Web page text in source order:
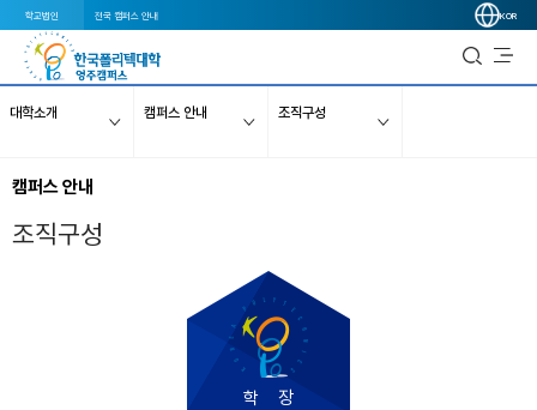
학교법인 전국 캠퍼스 안내 KOR
대학소개 캠퍼스 안내 조직구성
캠퍼스 안내
조직구성
학 장